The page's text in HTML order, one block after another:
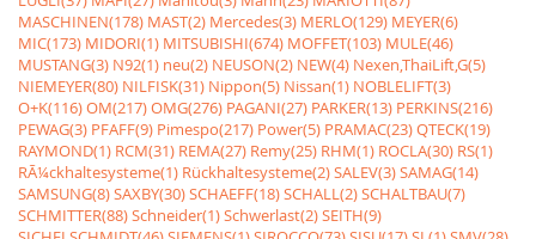
MASCHINEN(178) MAST(2) Mercedes(3) MERLO(129) MEYER(6)
MIC(173) MIDORI(1) MITSUBISHI(674) MOFFET(103) MULE(46)
MUSTANG(3) N92(1) neu(2) NEUSON(2) NEW(4) Nexen,ThaiLift,G(5)
NIEMEYER(80) NILFISK(31) Nippon(5) Nissan(1) NOBLELIFT(3)
O+K(116)OM(217)OMG(276) PAGANI(27) PARKER(13) PERKINS(216)
PEWAG(3) PFAFF(9) Pimespo(217) Power(5) PRAMAC(23)QTECK(19)
RAYMOND(1) RCM(31) REMA(27) Remy(25) RHM(1) ROCLA(30) RS(1)
RÃ¼ckhaltesysteme(1) Rückhaltesysteme(2)SALEV(3)SAMAG(14)
SAMSUNG(8)SAXBY(30)SCHAEFF(18)SCHALL(2)SCHALTBAU(7)
SCHMITTER(88)Schneider(1)Schwerlast(2)SEITH(9)